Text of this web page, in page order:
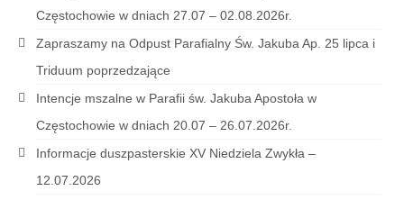
Pierwsza Komunia Święta 2019
Imieniny Ks Kanonika
Wigilia Paschalna 2019
Wielki Piątek 2019
Wielki Czwartek 2019
Częstochowie w dniach 27.07 – 02.08.2026r.
Zapraszamy na Odpust Parafialny Św. Jakuba Ap. 25 lipca i
Triduum poprzedzające
Intencje mszalne w Parafii św. Jakuba Apostoła w
Częstochowie w dniach 20.07 – 26.07.2026r.
Informacje duszpasterskie XV Niedziela Zwykła –
12.07.2026